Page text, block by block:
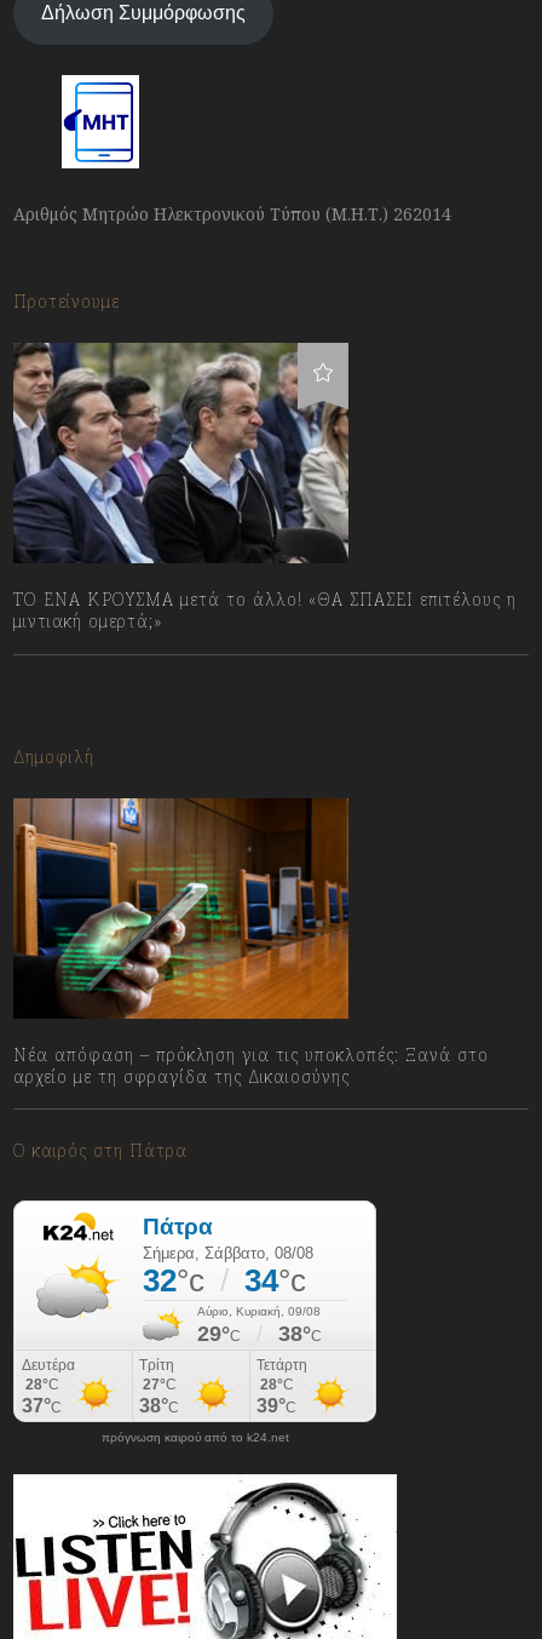
Δήλωση Συμμόρφωσης
Αριθμός Μητρώο Ηλεκτρονικού Τύπου (Μ.Η.Τ.) 262014
Προτείνουμε
ΤΟ ΕΝΑ ΚΡΟΥΣΜΑ μετά το άλλο! «ΘΑ ΣΠΑΣΕΙ επιτέλους η
μιντιακή ομερτά;»
Δημοφιλή
Νέα απόφαση – πρόκληση για τις υποκλοπές: Ξανά στο
αρχείο με τη σφραγίδα της Δικαιοσύνης
Ο καιρός στη Πάτρα
πρόγνωση καιρού από το k24.net